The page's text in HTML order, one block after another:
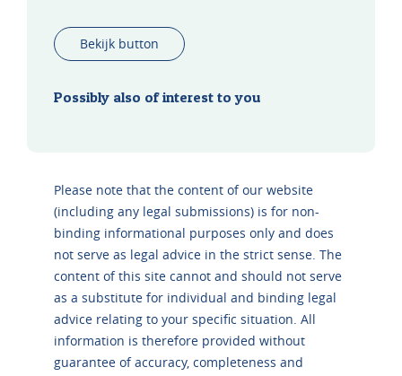
Bekijk button
Possibly also of interest to you
Please note that the content of our website
(including any legal submissions) is for non-
binding informational purposes only and does
not serve as legal advice in the strict sense. The
content of this site cannot and should not serve
as a substitute for individual and binding legal
advice relating to your specific situation. All
information is therefore provided without
guarantee of accuracy, completeness and